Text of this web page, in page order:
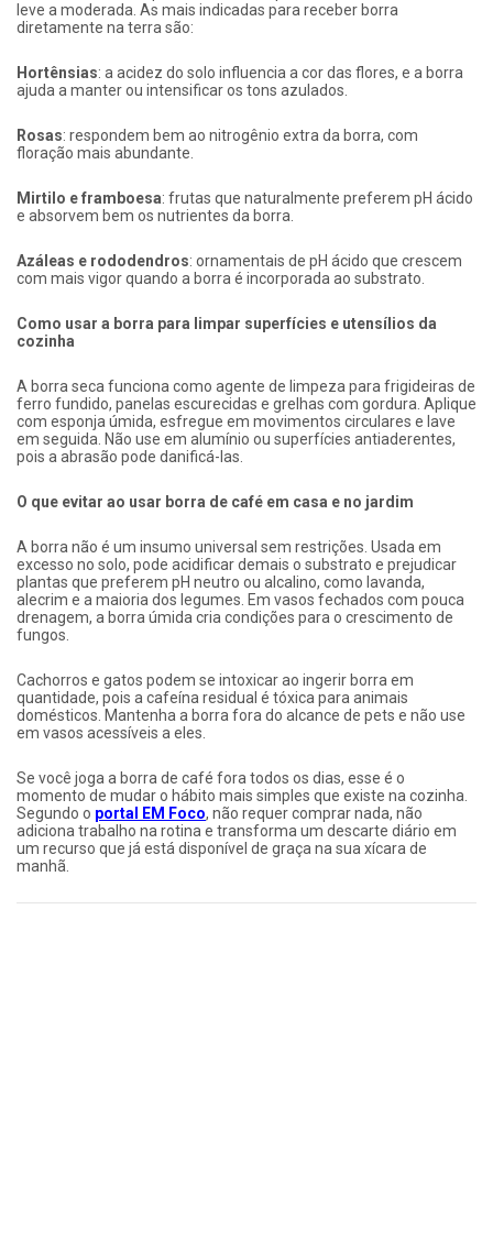
leve a moderada. As mais indicadas para receber borra
diretamente na terra são:
Hortênsias: a acidez do solo influencia a cor das flores, e a borra
ajuda a manter ou intensificar os tons azulados.
Rosas: respondem bem ao nitrogênio extra da borra, com
floração mais abundante.
Mirtilo e framboesa: frutas que naturalmente preferem pH ácido
e absorvem bem os nutrientes da borra.
Azáleas e rododendros: ornamentais de pH ácido que crescem
com mais vigor quando a borra é incorporada ao substrato.
Como usar a borra para limpar superfícies e utensílios da
cozinha
A borra seca funciona como agente de limpeza para frigideiras de
ferro fundido, panelas escurecidas e grelhas com gordura. Aplique
com esponja úmida, esfregue em movimentos circulares e lave
em seguida. Não use em alumínio ou superfícies antiaderentes,
pois a abrasão pode danificá-las.
O que evitar ao usar borra de café em casa e no jardim
A borra não é um insumo universal sem restrições. Usada em
excesso no solo, pode acidificar demais o substrato e prejudicar
plantas que preferem pH neutro ou alcalino, como lavanda,
alecrim e a maioria dos legumes. Em vasos fechados com pouca
drenagem, a borra úmida cria condições para o crescimento de
fungos.
Cachorros e gatos podem se intoxicar ao ingerir borra em
quantidade, pois a cafeína residual é tóxica para animais
domésticos. Mantenha a borra fora do alcance de pets e não use
em vasos acessíveis a eles.
Se você joga a borra de café fora todos os dias, esse é o
momento de mudar o hábito mais simples que existe na cozinha.
Segundo o portal EM Foco, não requer comprar nada, não
adiciona trabalho na rotina e transforma um descarte diário em
um recurso que já está disponível de graça na sua xícara de
manhã.